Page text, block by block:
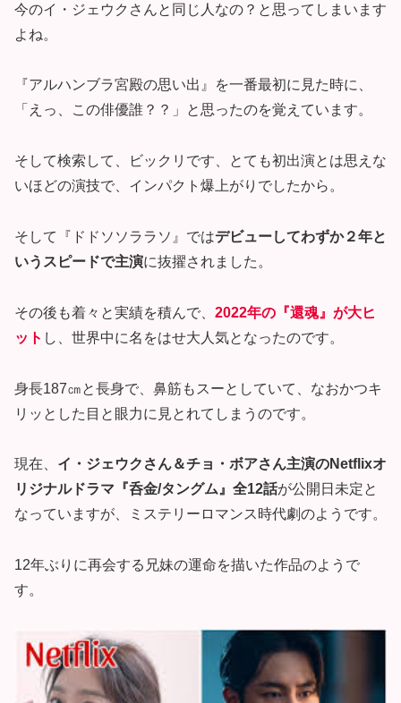
今のイ・ジェウクさんと同じ人なの？と思ってしまいます
よね。
『アルハンブラ宮殿の思い出』を一番最初に見た時に、
「えっ、この俳優誰？？」と思ったのを覚えています。
そして検索して、ビックリです、とても初出演とは思えな
いほどの演技で、インパクト爆上がりでしたから。
そして『ドドソソララソ』ではデビューしてわずか２年と
いうスピードで主演に抜擢されました。
その後も着々と実績を積んで、 2022年の『還魂』が大ヒ
ット し、世界中に名をはせ大人気となったのです。
身長187㎝と長身で、鼻筋もスーとしていて、なおかつキ
リッとした目と眼力に見とれてしまうのです。
現在、 イ・ジェウクさん＆チョ・ボアさん主演のNetflixオ
リジナルドラマ『呑金/タングム』全12話が公開日未定と
なっていますが、ミステリーロマンス時代劇のようです。
12年ぶりに再会する兄妹の運命を描いた作品のようで
す。